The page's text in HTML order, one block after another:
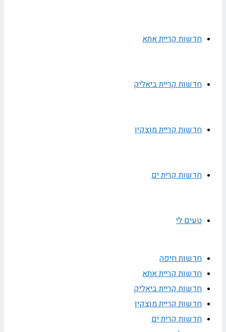
חדשות קריית אתא
חדשות קריית ביאליק
חדשות קריית מוצקין
חדשות קרית ים
טעים לי
חדשות חיפה
חדשות קריית אתא
חדשות קריית ביאליק
חדשות קריית מוצקין
חדשות קרית ים